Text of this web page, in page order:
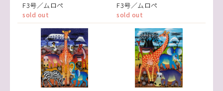
F3号／ムロペ
sold out
F3号／ムロペ
sold out